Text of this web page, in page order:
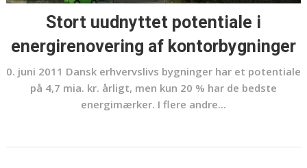
Stort uudnyttet potentiale i
energirenovering af kontorbygninger
0. juni 2011 Dansk erhvervslivs bygninger har et potentiale
på 4,7 mia. kr. årligt, men kun 20 % har de bedste
energimærker. I flere andre...